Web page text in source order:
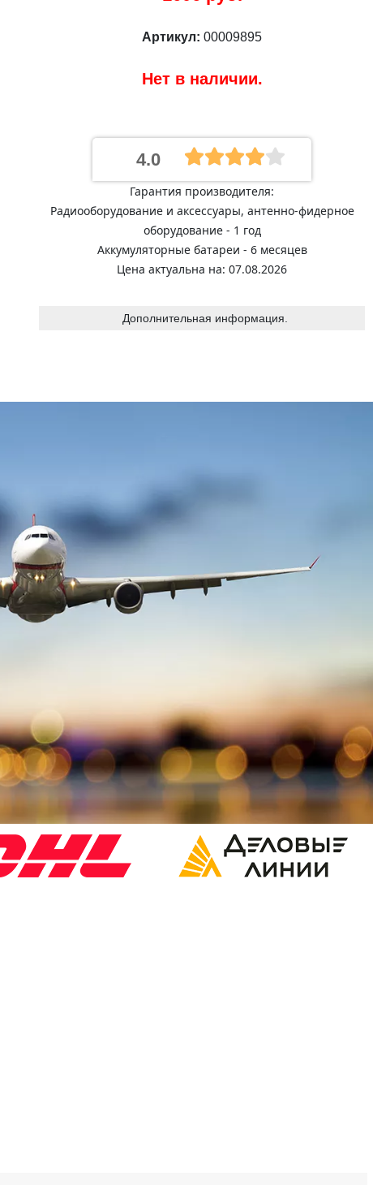
Артикул: 00009895
Нет в наличии.
4.0
Гарантия производителя:
Радиооборудование и аксессуары, антенно-фидерное
оборудование - 1 год
Аккумуляторные батареи - 6 месяцев
Цена актуальна на: 07.08.2026
Дополнительная информация.